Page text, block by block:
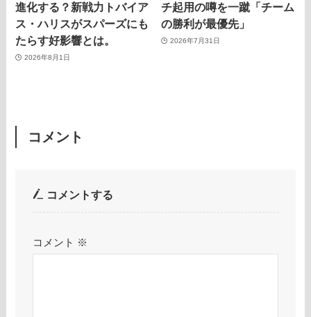
進化する？新戦力トバイア
ス・ハリスがスパーズにも
たらす好影響とは。
2026年8月1日
チ起用の噂を一蹴「チーム
の勝利が最優先」
2026年7月31日
コメント
コメントする
コメント ※